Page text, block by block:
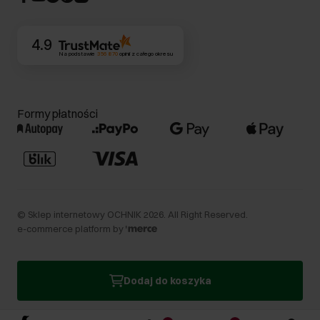
Dodaj do koszyka
4.9
Na podstawie 356 870opinii z całego okresu
Formy płatności
© Sklep internetowy OCHNIK 2026 . All Right Reserved.
e-commerce platform by